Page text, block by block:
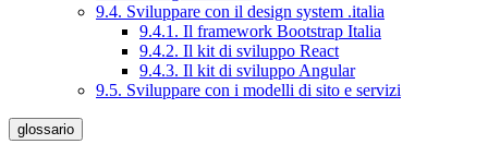
9.4. Sviluppare con il design system .italia
9.4.1. Il framework Bootstrap Italia
9.4.2. Il kit di sviluppo React
9.4.3. Il kit di sviluppo Angular
9.5. Sviluppare con i modelli di sito e servizi
glossario